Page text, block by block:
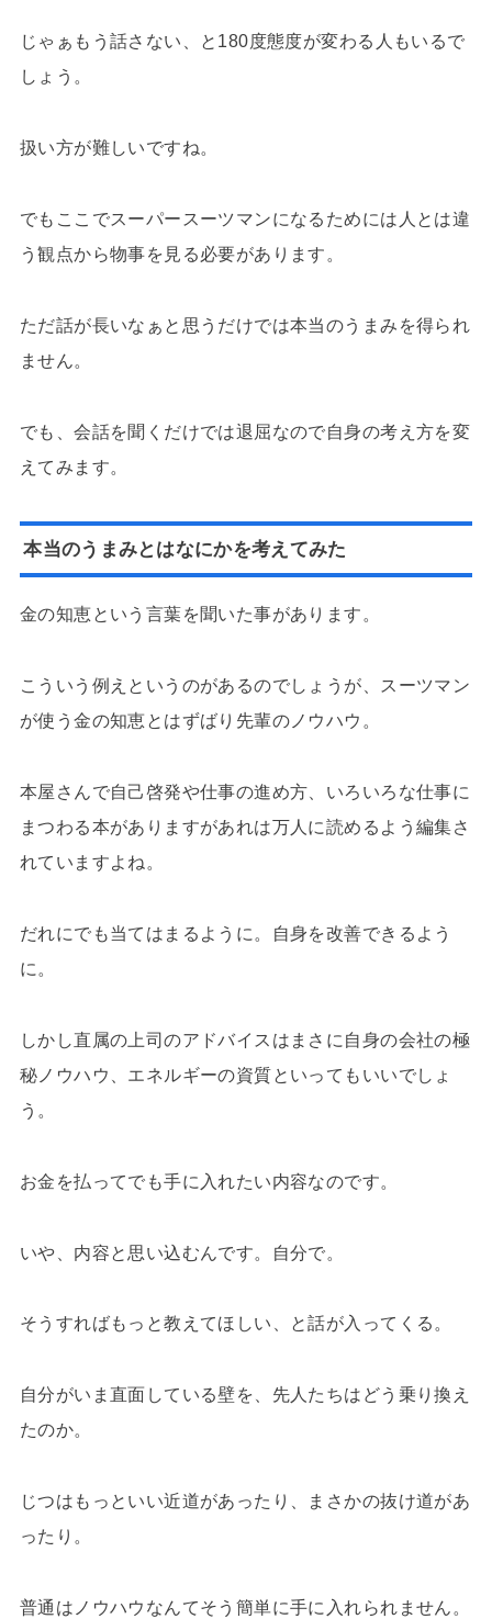
じゃぁもう話さない、と180度態度が変わる人もいるで
しょう。
扱い方が難しいですね。
でもここでスーパースーツマンになるためには人とは違
う観点から物事を見る必要があります。
ただ話が長いなぁと思うだけでは本当のうまみを得られ
ません。
でも、会話を聞くだけでは退屈なので自身の考え方を変
えてみます。
本当のうまみとはなにかを考えてみた
金の知恵という言葉を聞いた事があります。
こういう例えというのがあるのでしょうが、スーツマン
が使う金の知恵とはずばり先輩のノウハウ。
本屋さんで自己啓発や仕事の進め方、いろいろな仕事に
まつわる本がありますがあれは万人に読めるよう編集さ
れていますよね。
だれにでも当てはまるように。自身を改善できるよう
に。
しかし直属の上司のアドバイスはまさに自身の会社の極
秘ノウハウ、エネルギーの資質といってもいいでしょ
う。
お金を払ってでも手に入れたい内容なのです。
いや、内容と思い込むんです。自分で。
そうすればもっと教えてほしい、と話が入ってくる。
自分がいま直面している壁を、先人たちはどう乗り換え
たのか。
じつはもっといい近道があったり、まさかの抜け道があ
ったり。
普通はノウハウなんてそう簡単に手に入れられません。